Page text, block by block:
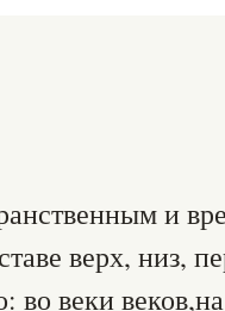
и
верх, низ,
во веки